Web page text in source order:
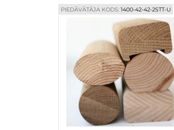
PIEDĀVĀTĀJA KODS: 1400-42-42-2STT-U